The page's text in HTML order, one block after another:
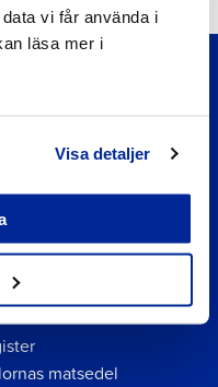
vi får använda i
läsa mer i
Visa detaljer
matsedel